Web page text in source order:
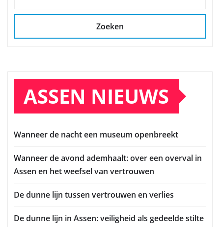
Zoeken
ASSEN NIEUWS
Wanneer de nacht een museum openbreekt
Wanneer de avond ademhaalt: over een overval in
Assen en het weefsel van vertrouwen
De dunne lijn tussen vertrouwen en verlies
De dunne lijn in Assen: veiligheid als gedeelde stilte